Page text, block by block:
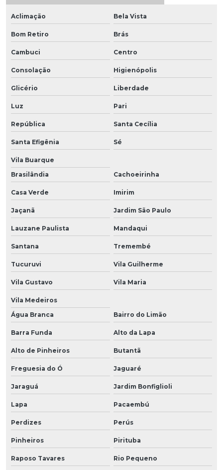
Aclimação Bela Vista
Bom Retiro Brás
Cambuci Centro
Consolação Higienópolis
Glicério Liberdade
Luz Pari
República Santa Cecília
Santa Efigênia Sé
Vila Buarque
Brasilândia
Cachoeirinha
Casa Verde Imirim
Jaçanã Jardim São Paulo
Lauzane Paulista Mandaqui
Santana Tremembé
Tucuruvi Vila Guilherme
Vila Gustavo Vila Maria
Vila Medeiros
Água Branca
Bairro do Limão
Barra Funda Alto da Lapa
Alto de Pinheiros Butantã
Freguesia do Ó Jaguaré
Jaraguá Jardim Bonfiglioli
Lapa Pacaembú
Perdizes Perús
Pinheiros Pirituba
Raposo Tavares Rio Pequeno